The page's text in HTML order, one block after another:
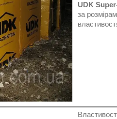
UDK
за